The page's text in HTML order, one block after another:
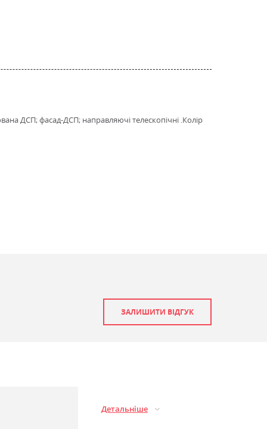
ДСП; фасад-ДСП; направляючі телескопічні .Колір
ЗАЛИШИТИ ВІДГУК
Детальніше